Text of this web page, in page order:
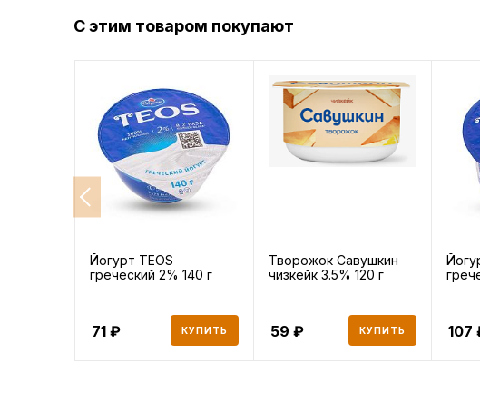
С этим товаром покупают
Йогурт TEOS
греческий 2% 140 г
71 КУПИТЬ
Творожок Савушкин
чизкейк 3.5% 120 г
59 КУПИТЬ 107